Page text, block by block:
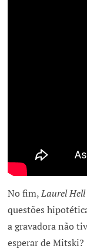
No fim,Laurel
questões
a gravadora não
esperar de Mitski?